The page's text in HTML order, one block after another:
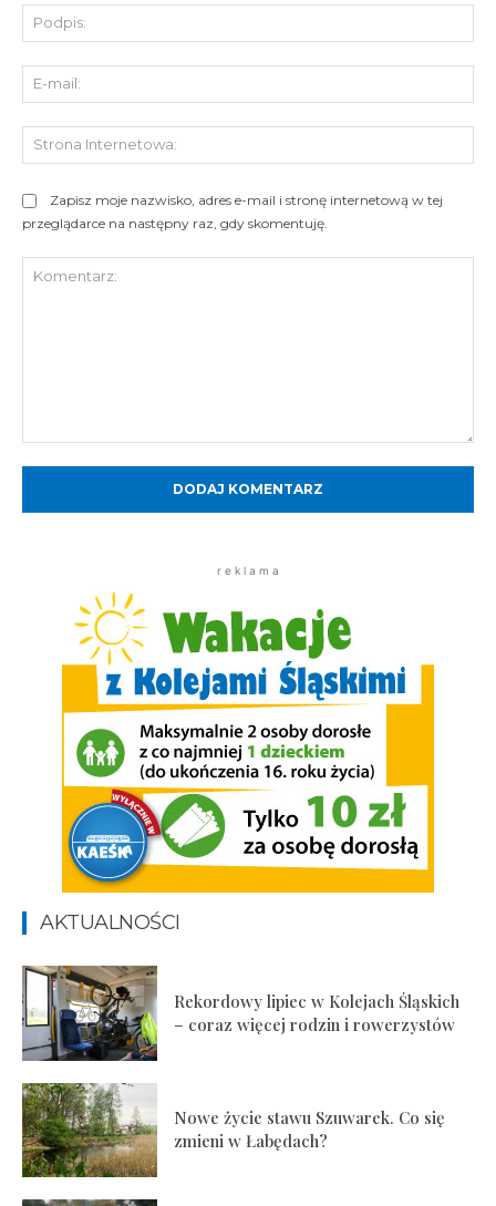
Zapisz moje nazwisko, adres e-mail i stronę internetową w tej
przeglądarce na następny raz, gdy skomentuję.
r e k l a m a
AKTUALNOŚCI
Rekordowy lipiec w Kolejach Śląskich
– coraz więcej rodzin i rowerzystów
Nowe życie stawu Szuwarek. Co się
zmieni w Łabędach?